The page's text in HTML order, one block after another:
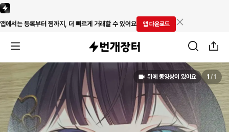
앱에서는 등록부터 찜까지, 더 빠르게 거래할 수 있어요 앱 다운로드
뒤에 동영상이 있어요 1 / 1